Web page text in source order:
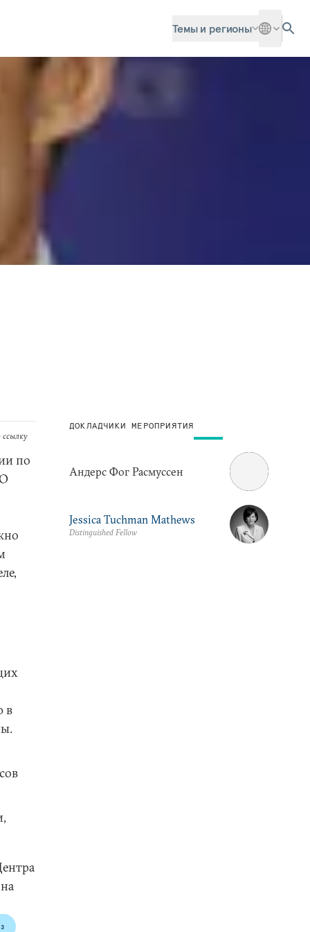
Темы и регионы
по
в
ДОКЛАДЧИКИ МЕРОПРИЯТИЯ
Андерс Фог Расмуссен
Jessica Tuchman Mathews
Distinguished Fellow